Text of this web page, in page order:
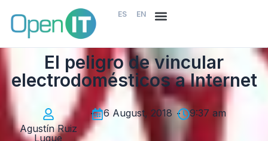
ES EN
El peligro de vincular
electrodomésticos a Internet
Agustín Ruiz
Luque
- 6 August, 2018 - 9:37 am